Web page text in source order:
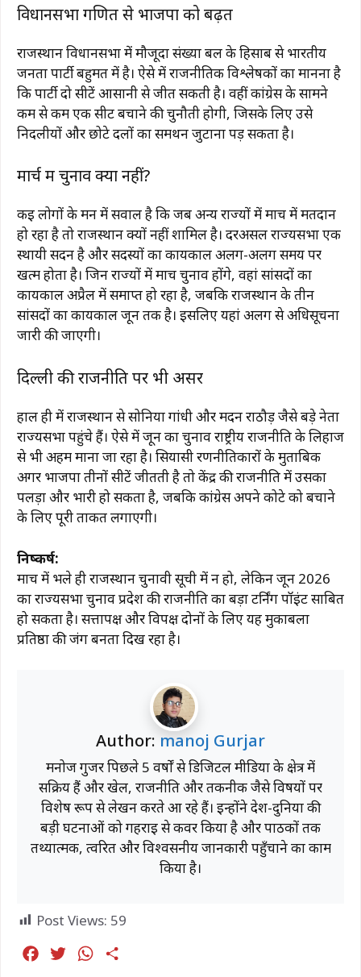
विधानसभा गणित से भाजपा को बढ़त
राजस्थान विधानसभा में मौजूदा संख्या बल के हिसाब सेभारतीय
जनता पार्टीबहुमत में है। ऐसे में राजनीतिक विश्लेषकों का मानना है
कि पार्टी दो सीटें आसानी से जीत सकती है। वहींकांग्रेसके सामने
कम से कम एक सीट बचाने की चुनौती होगी, जिसके लिए उसे
निर्दलीयों और छोटे दलों का समर्थन जुटाना पड़ सकता है।
मार्च में चुनाव क्यों नहीं?
कई लोगों के मन में सवाल है कि जब अन्य राज्यों में मार्च में मतदान
हो रहा है तो राजस्थान क्यों नहीं शामिल है। दरअसल राज्यसभा एक
स्थायी सदन है और सदस्यों का कार्यकाल अलग-अलग समय पर
खत्म होता है। जिन राज्यों में मार्च चुनाव होंगे, वहां सांसदों का
कार्यकाल अप्रैल में समाप्त हो रहा है, जबकि राजस्थान के तीन
सांसदों का कार्यकाल जून तक है। इसलिए यहां अलग से अधिसूचना
जारी की जाएगी।
दिल्ली की राजनीति पर भी असर
हाल ही में राजस्थान सेसोनिया गांधीऔरमदन राठौड़जैसे बड़े नेता
राज्यसभा पहुंचे हैं। ऐसे में जून का चुनाव राष्ट्रीय राजनीति के लिहाज
से भी अहम माना जा रहा है। सियासी रणनीतिकारों के मुताबिक
अगर भाजपा तीनों सीटें जीतती है तो केंद्र की राजनीति में उसका
पलड़ा और भारी हो सकता है, जबकि कांग्रेस अपने कोटे को बचाने
के लिए पूरी ताकत लगाएगी।
निष्कर्ष:
मार्च में भले ही राजस्थान चुनावी सूची में न हो, लेकिन जून 2026
का राज्यसभा चुनाव प्रदेश की राजनीति का बड़ा टर्निंग पॉइंट साबित
हो सकता है। सत्तापक्ष और विपक्ष दोनों के लिए यह मुकाबला
प्रतिष्ठा की जंग बनता दिख रहा है।
Author: manoj Gurjar
मनोज गुर्जर पिछले 5 वर्षों से डिजिटल मीडिया के क्षेत्र में
सक्रिय हैं और खेल, राजनीति और तकनीक जैसे विषयों पर
विशेष रूप से लेखन करते आ रहे हैं। इन्होंने देश-दुनिया की
बड़ी घटनाओं को गहराई से कवर किया है और पाठकों तक
तथ्यात्मक, त्वरित और विश्वसनीय जानकारी पहुँचाने का काम
किया है।
Post Views: 59
W